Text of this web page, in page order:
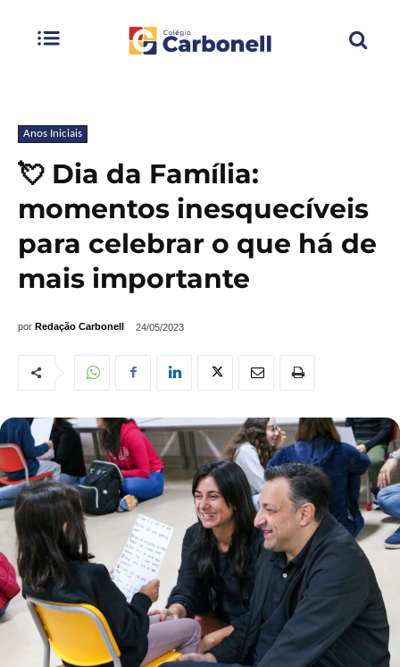
Anos Iniciais
💘 Dia da Família:
momentos inesquecíveis
para celebrar o que há de
mais importante
por Redação Carbonell 24/05/2023